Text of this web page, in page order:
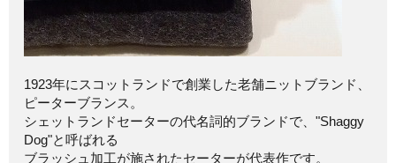
1923年にスコットランドで創業した老舗ニットブランド、
ピーターブランス。
シェットランドセーターの代名詞的ブランドで、"Shaggy
Dog"と呼ばれる
ブラッシュ加工が施されたセーターが代表作です。